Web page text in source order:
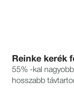
Reinke kerék
55% -kal
hosszabb